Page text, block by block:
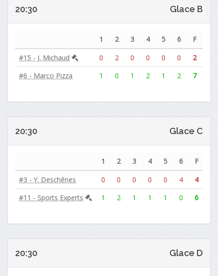
20:30 Glace B
1 2 3 4 5 6
F
#15 - J. Michaud
0 2 0 0 0 0
2
#6 - Marco Pizza
1 0 1 2 1 2 7
20:30 Glace C
1 2 3 4 5 6
F
#3 - Y. Deschênes
0 0 0 0 0 4
4
#11 - Sports Experts
1 2 1 1 1 0 6
20:30 Glace D